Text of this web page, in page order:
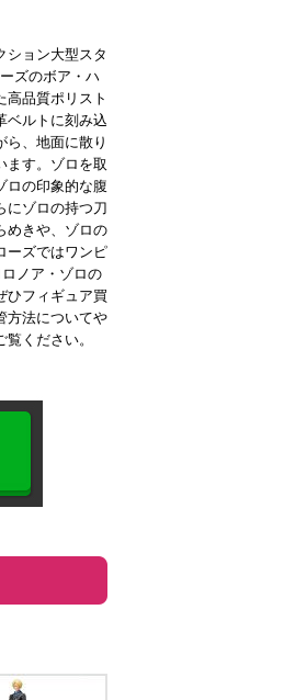
ション大型スタ
ズのボア・ハ
高品質ポリスト
ベルトに刻み込
ら、地面に散り
ます。ゾロを取
ロの印象的な腹
にゾロの持つ刀
めきや、ゾロの
ーズではワンピ
ノア・ゾロの
ひフィギュア買
方法についてや
ください。